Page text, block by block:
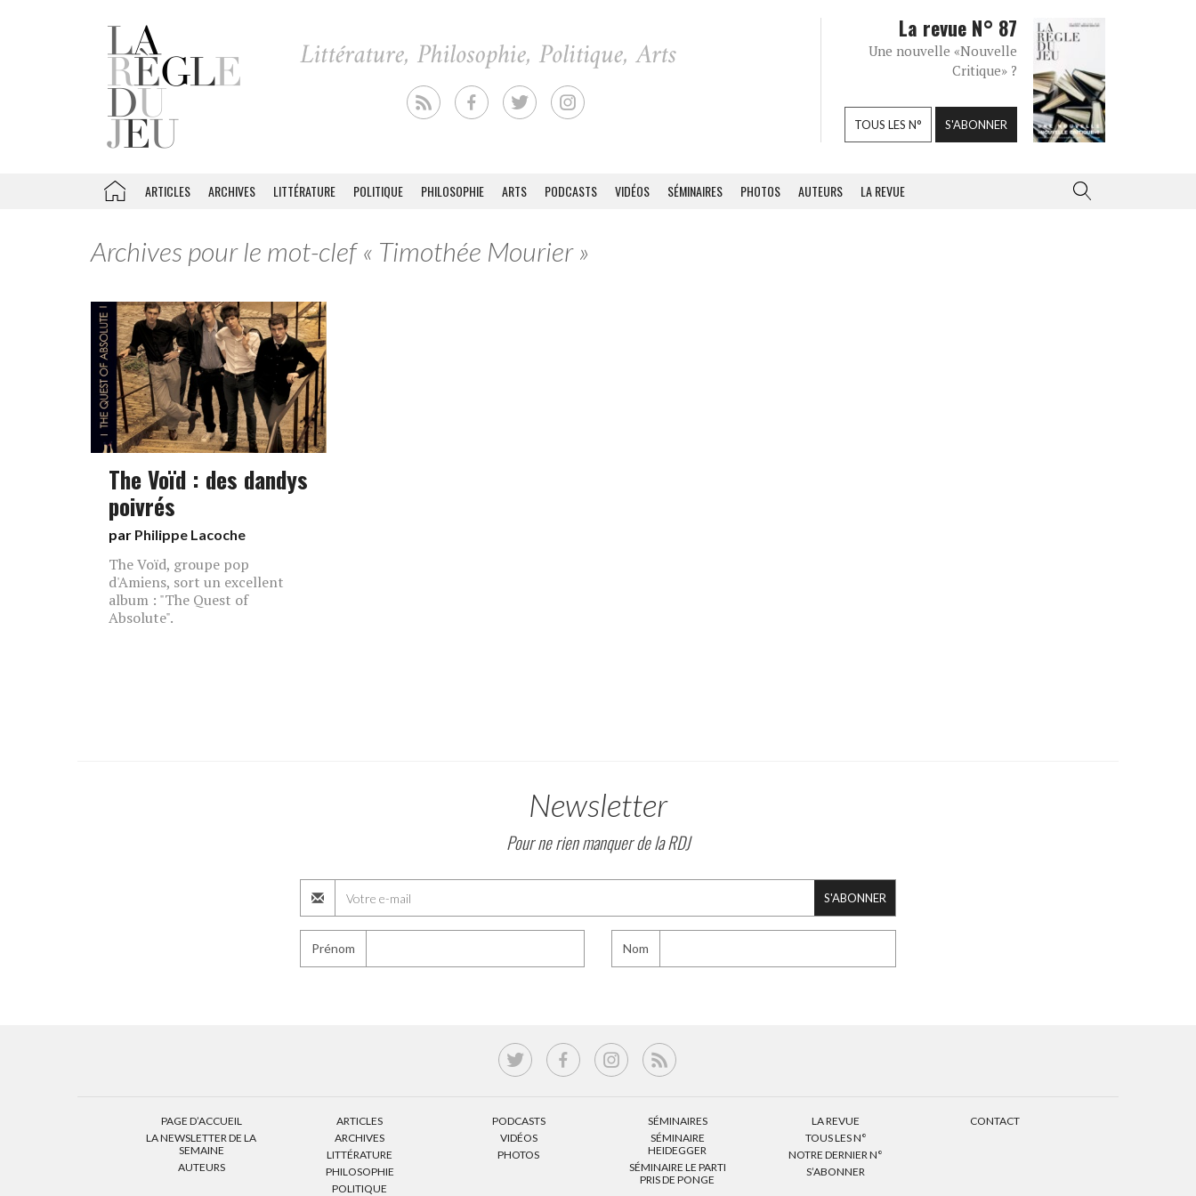
La revue N° 87
Une nouvelle «Nouvelle
Critique» ?
TOUS LES N° S'ABONNER
ARTICLES ARCHIVES LITTÉRATURE POLITIQUE PHILOSOPHIE ARTS PODCASTS VIDÉOS SÉMINAIRES PHOTOS AUTEURS LA REVUE
Archives pour le mot-clef « Timothée Mourier »
The Voïd : des dandys
poivrés
par Philippe Lacoche
The Voïd, groupe pop
d'Amiens, sort un excellent
album : "The Quest of
Absolute".
Newsletter
Pour ne rien manquer de la RDJ
S'ABONNER
Prénom Nom
PAGE D’ACCUEIL
LA NEWSLETTER DE LA
SEMAINE
AUTEURS
ARTICLES
ARCHIVES
LITTÉRATURE
PHILOSOPHIE
POLITIQUE
PODCASTS
VIDÉOS
PHOTOS
SÉMINAIRES
SÉMINAIRE
HEIDEGGER
SÉMINAIRE LE PARTI
PRIS DE PONGE
LA REVUE
TOUS LES N°
NOTRE DERNIER N°
S’ABONNER
CONTACT